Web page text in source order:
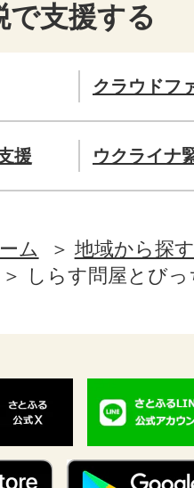
支援する
クラウドフ
援 ウクライナ
ム
地域から探す
しらす問屋とびっ